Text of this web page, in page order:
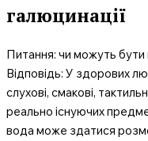
галюцинації
Питання: чи можуть бути
Відповідь: У здорових
слухові, смакові,
реально існуючих
вода може здатися